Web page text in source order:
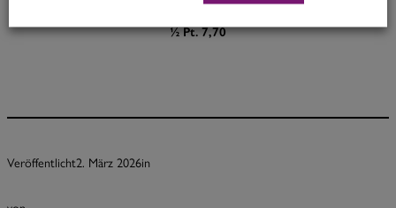
½ Pt. 7,70
Veröffentlicht2. März 2026in